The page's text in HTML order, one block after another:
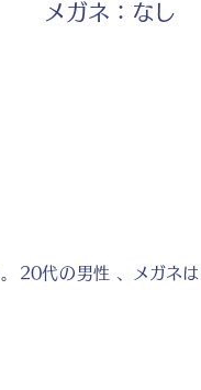
メガネ： なし
20代の 男性 、メガネは